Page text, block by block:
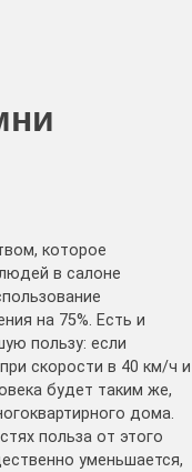
которое
в салоне
на 75%. Есть и
пользу: если
скорости в 40 км/ч и
будет таким же,
дома.
польза от этого
уменьшается,